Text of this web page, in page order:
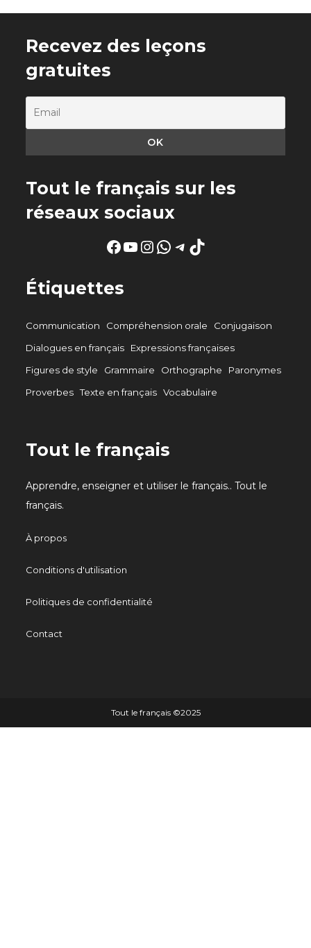
Recevez des leçons
gratuites
Tout le français sur les
réseaux sociaux
Facebook
YouTube
Instagram
WhatsApp
Telegram
TikTok
Étiquettes
Communication Compréhension orale
Conjugaison
Dialogues en français
Expressions françaises
Figures de style
Grammaire Orthographe
Paronymes
Proverbes Texte en français Vocabulaire
Tout le français
Apprendre, enseigner et utiliser le français.. Tout le
français.
À propos
Conditions d'utilisation
Politiques de confidentialité
Contact
Tout le français ©️2025